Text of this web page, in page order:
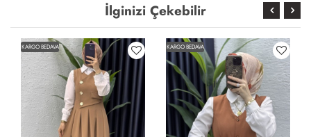
İlginizi Çekebilir
KARGO BEDAVA KARGO BEDAVA